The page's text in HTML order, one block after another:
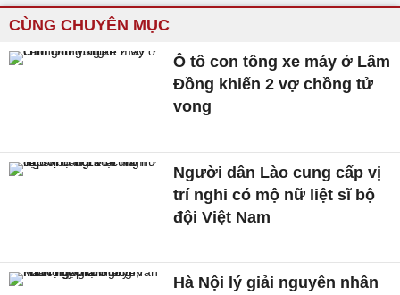
CÙNG CHUYÊN MỤC
Ô tô con tông xe máy ở Lâm
Đồng khiến 2 vợ chồng tử
vong
Người dân Lào cung cấp vị
trí nghi có mộ nữ liệt sĩ bộ
đội Việt Nam
Hà Nội lý giải nguyên nhân